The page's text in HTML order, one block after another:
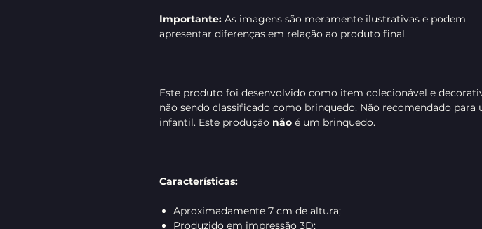
Importante: As imagens são meramente ilustrativas e podem
apresentar diferenças em relação ao produto final.
Este produto foi desenvolvido como item colecionável e
não sendo classificado como brinquedo. Não recomendado para
infantil. Este produção não é um brinquedo.
Características:
Aproximadamente 7 cm de altura;
Produzido em impressão 3D;